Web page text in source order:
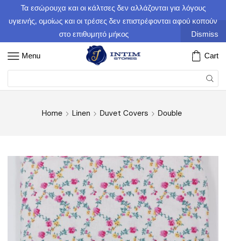
Τα εσώρουχα και οι κάλτσες δεν αλλάζονται για λόγους
υγιεινής, ομοίως και οι τρέσες δεν επιστρέφονται αφού κοπούν
στο επιθυμητό μήκος
Dismiss
Menu Cart
Home Linen Duvet Covers Double